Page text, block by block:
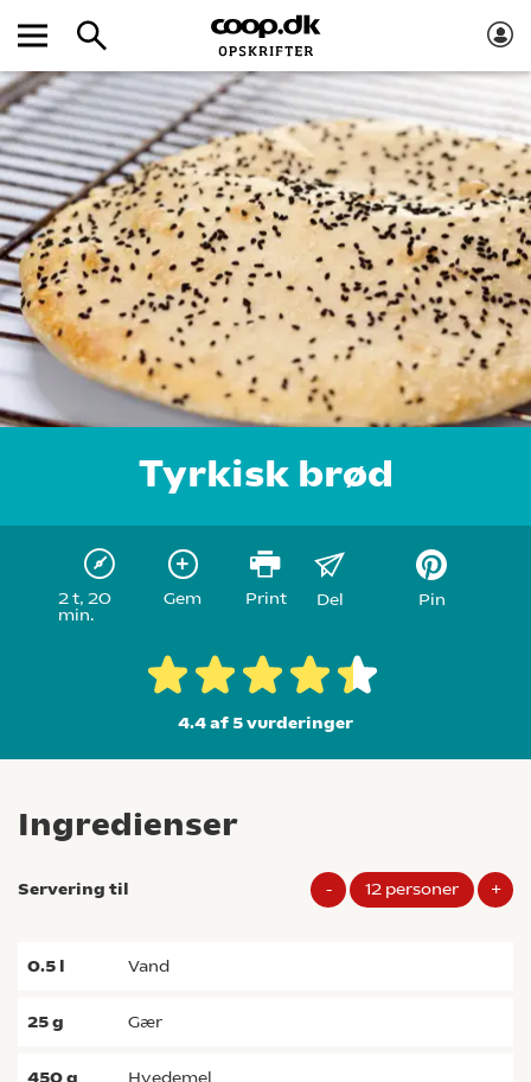
Tyrkisk brød
2 t, 20
min.
Gem Print Del Pin
4.4 af 5vurderinger
Ingredienser
Servering til - 12 personer +
0.5 l vand
25g gær
450g hvedemel